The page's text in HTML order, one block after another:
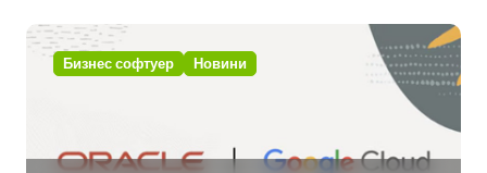
Бизнес софтуер Новини